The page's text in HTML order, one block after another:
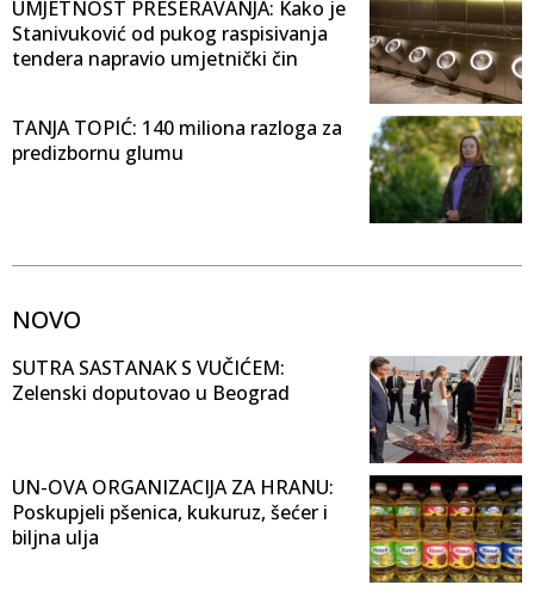
UMJETNOST PRESERAVANJA: Kako je
Stanivuković od pukog raspisivanja
tendera napravio umjetnički čin
TANJA TOPIĆ: 140 miliona razloga za
predizbornu glumu
NOVO
SUTRA SASTANAK S VUČIĆEM:
Zelenski doputovao u Beograd
UN-OVA ORGANIZACIJA ZA HRANU:
Poskupjeli pšenica, kukuruz, šećer i
biljna ulja